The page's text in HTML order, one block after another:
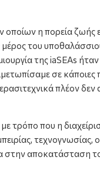
η πορεία ζωής
μέρος του
της iaSEAs
σε κάποιες
πλέον δεν
τρόπο που η
στην αποκατάσταση